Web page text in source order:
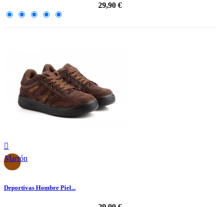
29,90 €

Marrón
Deportivas Hombre Piel...